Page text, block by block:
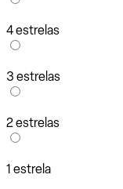
4 estrelas
3 estrelas
2 estrelas
1 estrela